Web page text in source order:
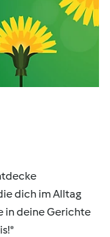
dich im Alltag
in deine Gerichte